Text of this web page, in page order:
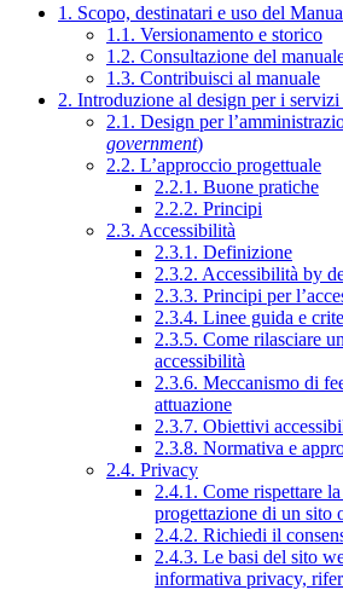
1. Scopo, destinatari e uso del
1.1. Versionamento e storico
1.2. Consultazione del
1.3. Contribuisci al manuale
2. Introduzione al design per i
2.1. Design per
government)
2.2. L’approccio progettuale
2.2.1. Buone pratiche
2.2.2. Principi
2.3. Accessibilità
2.3.1. Definizione
2.3.2. Accessibilità by
2.3.3. Principi per
2.3.4. Linee guida e
2.3.5. Come rilasciare
accessibilità
2.3.6. Meccanismo di
attuazione
2.3.7. Obiettivi
2.3.8. Normativa e
2.4. Privacy
2.4.1. Come rispettare
progettazione di un sito
2.4.2. Richiedi il
2.4.3. Le basi del sito
informativa privacy,